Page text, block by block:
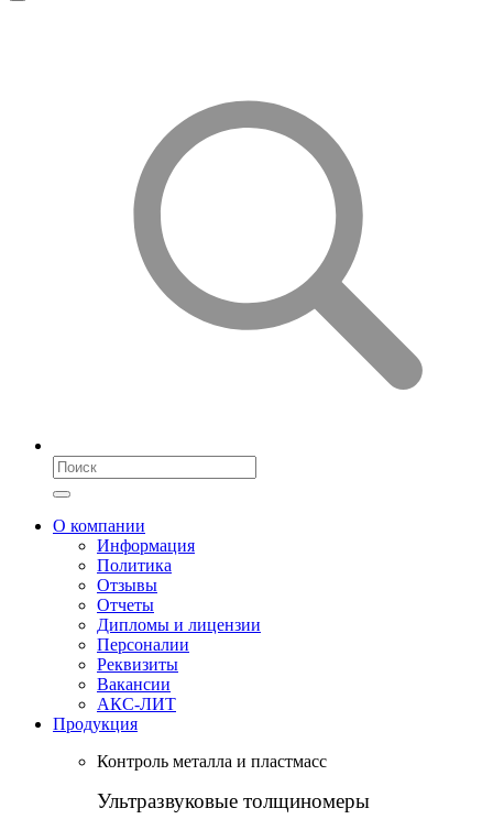
О компании
Информация
Политика
Отзывы
Отчеты
Дипломы и лицензии
Персоналии
Реквизиты
Вакансии
АКС-ЛИТ
Продукция
Контроль металла и пластмасс
Ультразвуковые толщиномеры